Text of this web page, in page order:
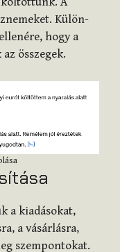
Külön-
hogy a
összegek.
a kiadásokat,
a vásárlásra,
szempontokat.